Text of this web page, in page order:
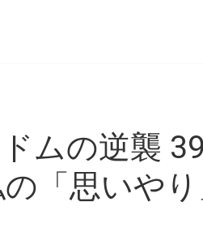
ムの逆襲
「思いやり